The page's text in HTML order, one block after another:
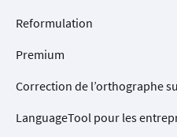
Reformulation
Premium
Correction de l’orthographe
LanguageTool pour les